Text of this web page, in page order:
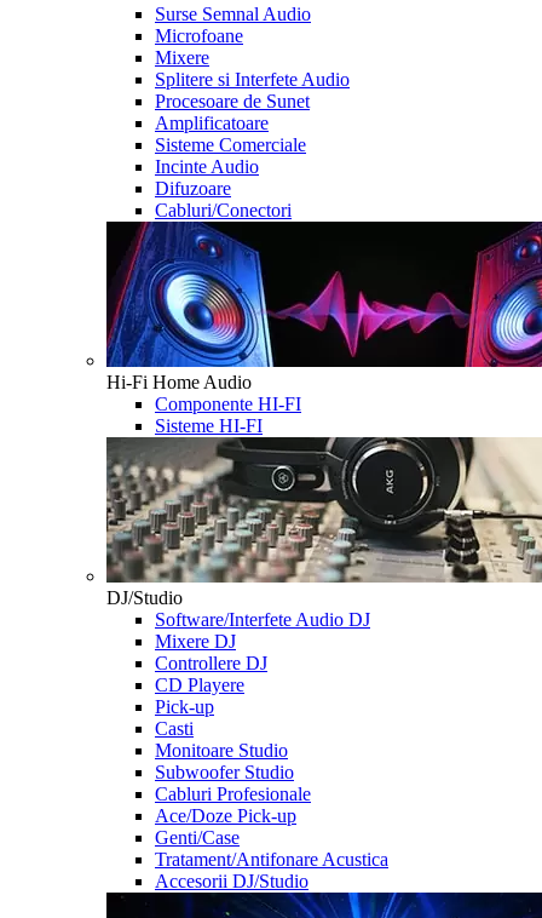
Surse Semnal Audio
Microfoane
Mixere
Splitere si Interfete Audio
Procesoare de Sunet
Amplificatoare
Sisteme Comerciale
Incinte Audio
Difuzoare
Cabluri/Conectori
Hi-Fi Home Audio
Componente HI-FI
Sisteme HI-FI
DJ/Studio
Software/Interfete Audio DJ
Mixere DJ
Controllere DJ
CD Playere
Pick-up
Casti
Monitoare Studio
Subwoofer Studio
Cabluri Profesionale
Ace/Doze Pick-up
Genti/Case
Tratament/Antifonare Acustica
Accesorii DJ/Studio